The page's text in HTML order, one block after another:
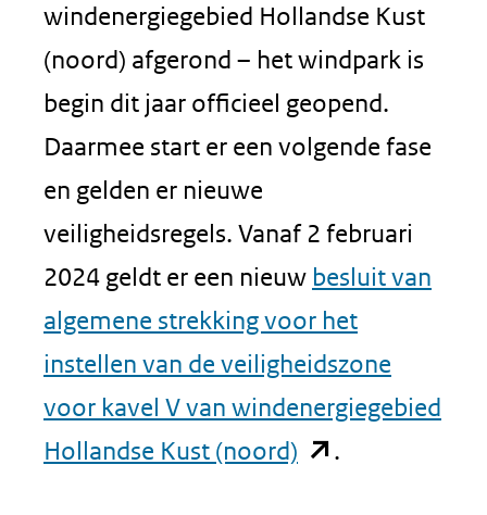
windenergiegebied Hollandse Kust
(noord) afgerond – het windpark is
begin dit jaar officieel geopend.
Daarmee start er een volgende fase
en gelden er nieuwe
veiligheidsregels. Vanaf 2 februari
2024 geldt er een nieuw besluit van
algemene strekking voor het
instellen van de veiligheidszone
voor kavel V van windenergiegebied
Hollandse Kust (noord) (opent
.